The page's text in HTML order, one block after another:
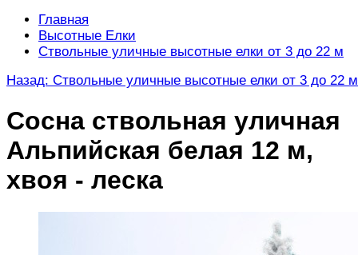
Главная
Высотные Елки
Ствольные уличные высотные елки от 3 до 22 м
Назад: Ствольные уличные высотные елки от 3 до 22 м
Сосна ствольная уличная
Альпийская белая 12 м,
хвоя - леска